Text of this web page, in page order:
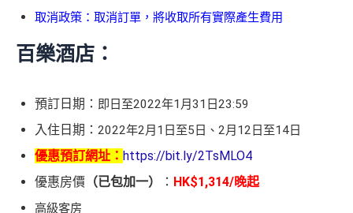
取消政策：取消訂單，將收取所有實際產生費用
百樂酒店：
預訂日期： 即日至2022年1月31日23:59
入住日期： 2022年2月1日至5日、2月12日至14日
優惠預訂網址： https://bit.ly/2TsMLO4
優惠房價 （已包加一） ： HK$1,314/晚起
高級客房